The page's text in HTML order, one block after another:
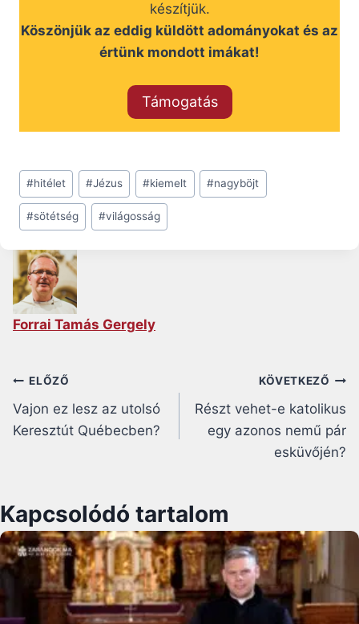
készítjük.
Köszönjük az eddig küldött adományokat és az
értünk mondott imákat!
Támogatás
Post
Tags:
#hitélet #Jézus #kiemelt #nagyböjt
#sötétség #világosság
Forrai Tamás Gergely
Bejegyzés
navigáció
ELŐZŐ
Vajon ez lesz az utolsó
Keresztút Québecben?
KÖVETKEZŐ
Részt vehet-e katolikus
egy azonos nemű pár
esküvőjén?
Kapcsolódó tartalom